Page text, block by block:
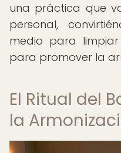
una práctica que
personal,
medio para
para promover la
El Ritual del
la